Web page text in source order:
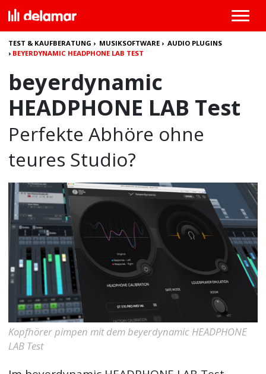
TEST & KAUFBERATUNG › MUSIKSOFTWARE ›AUDIO PLUGINS
› BEYERDYNAMIC HEADPHONE LAB TEST
beyerdynamic
HEADPHONE LAB Test
Perfekte Abhöre ohne
teures Studio?
Kopfhörer pimpen mit dem beyerdynamic HEADPHONE
LAB Test